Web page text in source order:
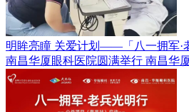
明眸亮瞳 关爱计划——「八一拥军·
南昌华厦眼科医院圆满举行 南昌华